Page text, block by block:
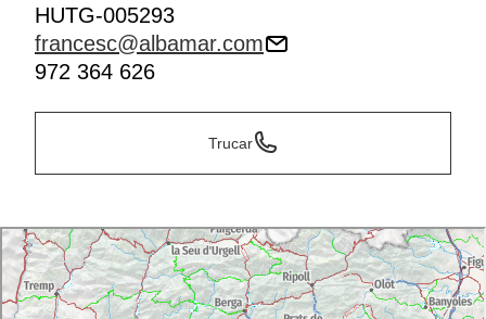
HUTG-005293
francesc@albamar.com
972 364 626
Trucar